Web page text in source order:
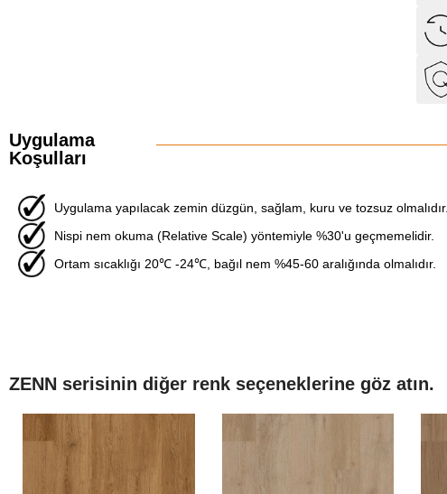
Uygulama
Koşulları
Uygulama yapılacak zemin düzgün, sağlam, kuru ve tozsuz olmalıdır.
Nispi nem okuma (Relative Scale) yöntemiyle %30'u geçmemelidir.
Ortam sıcaklığı 20℃ -24℃, bağıl nem %45-60 aralığında olmalıdır.
ZENN serisinin diğer renk seçeneklerine göz atın.